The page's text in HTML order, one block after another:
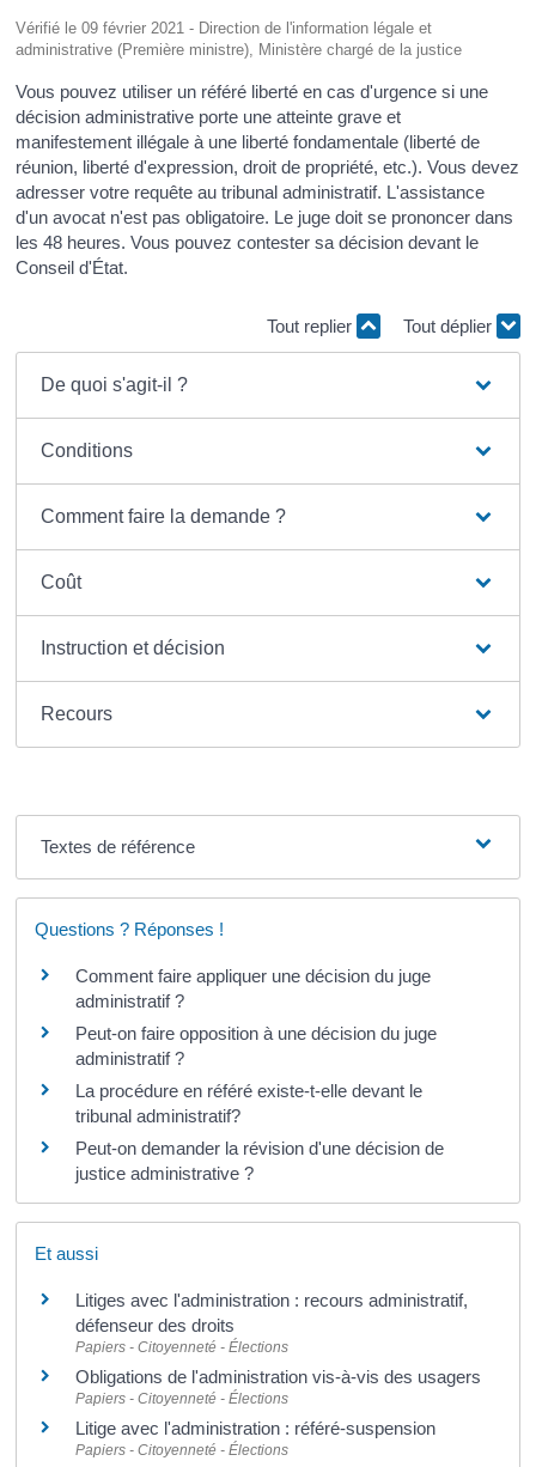
Vérifié le 09 février 2021 - Direction de l'information légale et
administrative (Première ministre), Ministère chargé de la justice
Vous pouvez utiliser un référé liberté en cas d'urgence si une
décision administrative porte une atteinte grave et
manifestement illégale à une liberté fondamentale (liberté de
réunion, liberté d'expression, droit de propriété, etc.). Vous devez
adresser votre requête au tribunal administratif. L'assistance
d'un avocat n'est pas obligatoire. Le juge doit se prononcer dans
les 48 heures. Vous pouvez contester sa décision devant le
Conseil d'État.
Tout replier Tout déplier
De quoi s'agit-il ?
Conditions
Comment faire la demande ?
Coût
Instruction et décision
Recours
Textes de référence
Questions ? Réponses !
Comment faire appliquer une décision du juge
administratif ?
Peut-on faire opposition à une décision du juge
administratif ?
La procédure en référé existe-t-elle devant le
tribunal administratif?
Peut-on demander la révision d'une décision de
justice administrative ?
Et aussi
Litiges avec l'administration : recours administratif,
défenseur des droits
Papiers - Citoyenneté - Élections
Obligations de l'administration vis-à-vis des usagers
Papiers - Citoyenneté - Élections
Litige avec l'administration : référé-suspension
Papiers - Citoyenneté - Élections